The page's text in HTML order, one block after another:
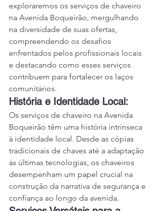
exploraremos os serviços de chaveiro
na Avenida Boqueirão, mergulhando
na diversidade de suas ofertas,
compreendendo os desafios
enfrentados pelos profissionais locais
e destacando como esses serviços
contribuem para fortalecer os laços
comunitários.
História e Identidade Local:
Os serviços de chaveiro na Avenida
Boqueirão têm uma história intrínseca
à identidade local. Desde as cópias
tradicionais de chaves até a adaptação
às últimas tecnologias, os chaveiros
desempenham um papel crucial na
construção da narrativa de segurança e
confiança ao longo da avenida.